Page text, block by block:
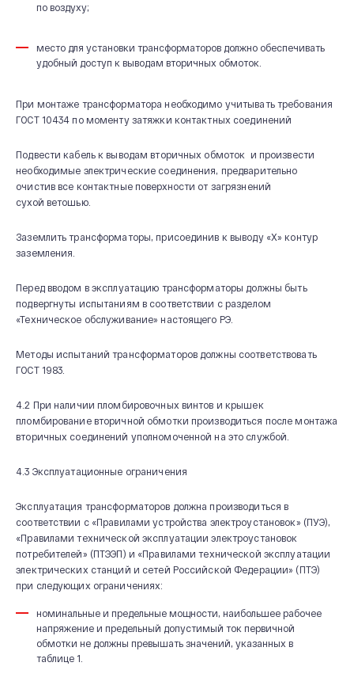
по воздуху;
место для установки трансформаторов должно обеспечивать
удобный доступ к выводам вторичных обмоток.
При монтаже трансформатора необходимо учитывать требования
ГОСТ 10434 по моменту затяжки контактных соединений
Подвести кабель к выводам вторичных обмоток и произвести
необходимые электрические соединения, предварительно
очистив все контактные поверхности от загрязнений
сухой ветошью.
Заземлить трансформаторы, присоединив к выводу «Х» контур
заземления.
Перед вводом в эксплуатацию трансформаторы должны быть
подвергнуты испытаниям в соответствии с разделом
«Техническое обслуживание» настоящего РЭ.
Методы испытаний трансформаторов должны соответствовать
ГОСТ 1983.
4.2 При наличии пломбировочных винтов и крышек
пломбирование вторичной обмотки производиться после монтажа
вторичных соединений уполномоченной на это службой.
4.3 Эксплуатационные ограничения
Эксплуатация трансформаторов должна производиться в
соответствии с «Правилами устройства электроустановок» (ПУЭ),
«Правилами технической эксплуатации электроустановок
потребителей» (ПТЭЭП) и «Правилами технической эксплуатации
электрических станций и сетей Российской Федерации» (ПТЭ)
при следующих ограничениях:
номинальные и предельные мощности, наибольшее рабочее
напряжение и предельный допустимый ток первичной
обмотки не должны превышать значений, указанных в
таблице 1.